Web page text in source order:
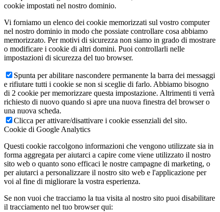
cookie impostati nel nostro dominio.
Vi forniamo un elenco dei cookie memorizzati sul vostro computer
nel nostro dominio in modo che possiate controllare cosa abbiamo
memorizzato. Per motivi di sicurezza non siamo in grado di mostrare
o modificare i cookie di altri domini. Puoi controllarli nelle
impostazioni di sicurezza del tuo browser.
Spunta per abilitare nascondere permanente la barra dei messaggi
e rifiutare tutti i cookie se non si sceglie di farlo. Abbiamo bisogno
di 2 cookie per memorizzare questa impostazione. Altrimenti ti verrà
richiesto di nuovo quando si apre una nuova finestra del browser o
una nuova scheda.
Clicca per attivare/disattivare i cookie essenziali del sito.
Cookie di Google Analytics
Questi cookie raccolgono informazioni che vengono utilizzate sia in
forma aggregata per aiutarci a capire come viene utilizzato il nostro
sito web o quanto sono efficaci le nostre campagne di marketing, o
per aiutarci a personalizzare il nostro sito web e l'applicazione per
voi al fine di migliorare la vostra esperienza.
Se non vuoi che tracciamo la tua visita al nostro sito puoi disabilitare
il tracciamento nel tuo browser qui: